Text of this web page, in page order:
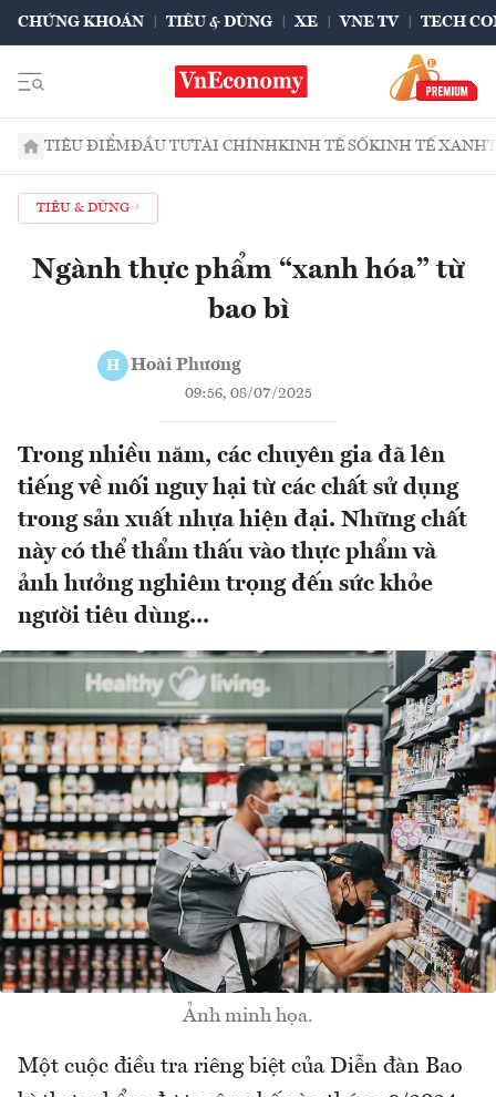
CHỨNG KHOÁN TIÊU & DÙNG XE VNE TV TECH
TIÊU ĐIỂMĐẦU TƯTÀI CHÍNHKINH TẾ SỐKINH TẾ XANH
TIÊU & DÙNG
Ngành thực phẩm “xanh hóa” từ
bao bì
H Hoài Phương
09:56, 08/07/2025
Trong nhiều năm, các chuyên gia đã lên
tiếng về mối nguy hại từ các chất sử dụng
trong sản xuất nhựa hiện đại. Những chất
này có thể thẩm thấu vào thực phẩm và
ảnh hưởng nghiêm trọng đến sức khỏe
người tiêu dùng...
Ảnh minh họa.
Một cuộc điều tra riêng biệt của Diễn đàn Bao